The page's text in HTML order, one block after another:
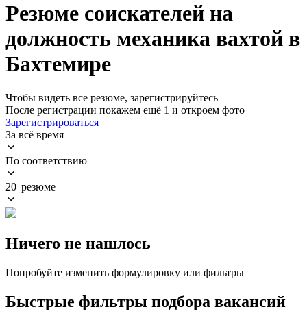
Резюме соискателей на
должность механика вахтой в
Бахтемире
Чтобы видеть все резюме, зарегистрируйтесь
После регистрации покажем ещё 1 и откроем фото
Зарегистрироваться
За всё время
По соответствию
20 резюме
Ничего не нашлось
Попробуйте изменить формулировку или фильтры
Быстрые фильтры подбора вакансий